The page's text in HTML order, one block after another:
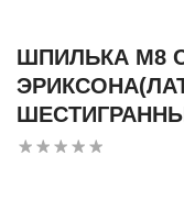
ШПИЛЬКА М8